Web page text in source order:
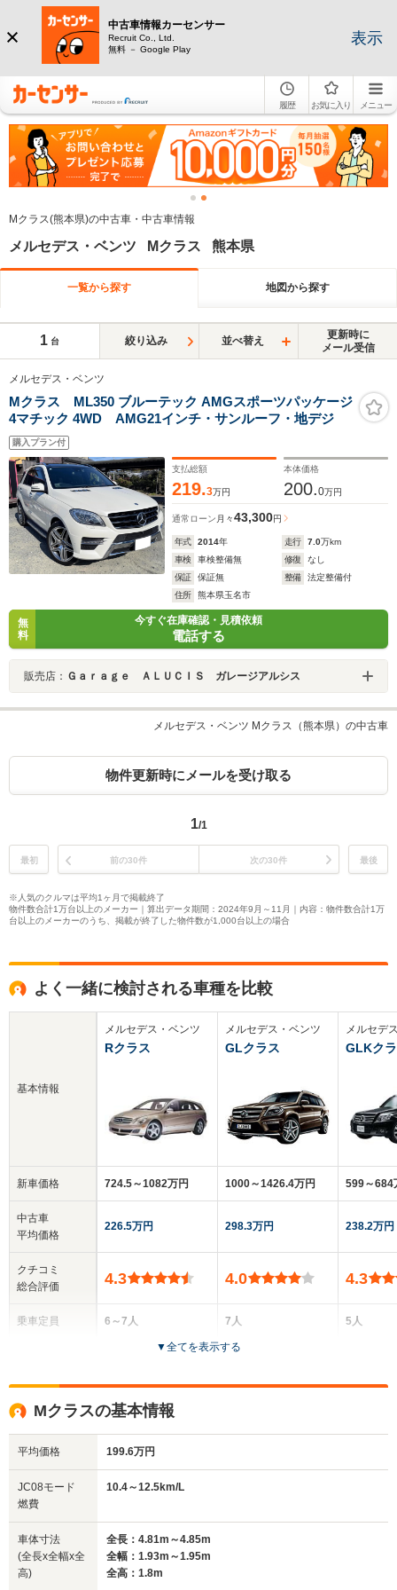
中古車情報カーセンサー
Recruit Co., Ltd.
無料 － Google Play
表示
履歴 お気に入り メニュー
Mクラス(熊本県)の中古車・中古車情報
メルセデス・ベンツ Mクラス 熊本県
一覧から探す 地図から探す
1 台 絞り込み 並べ替え
更新時に
メール受信
メルセデス・ベンツ
Mクラス ML350 ブルーテック AMGスポーツパッケージ
4マチック 4WD AMG21インチ・サンルーフ・地デジ
購入プラン付
支払総額
219.3万円
本体価格
200.0万円
通常ローン 月々43,300円
年式 2014年 走行 7.0万km
車検
車検整備無 修復
なし
保証
保証無 整備
法定整備付
住所
熊本県玉名市
無
料
今すぐ在庫確認・見積依頼
電話する
販売店： Ｇａｒａｇｅ ＡＬＵＣＩＳ ガレージアルシス
メルセデス・ベンツ Mクラス（熊本県）の中古車
物件更新時にメールを受け取る
1/1
最初 前の30件 次の30件 最後
※人気のクルマは平均1ヶ月で掲載終了
物件数合計1万台以上のメーカー｜算出データ期間：2024年9月～11月｜内容：物件数合計1万
台以上のメーカーのうち、掲載が終了した物件数が1,000台以上の場合
よく一緒に検討される車種を比較
基本情報
新車価格
中古車
平均価格
クチコミ
総合評価
乗車定員
サイズ
(全長x全幅x全高)
メルセデス・ベンツ
Rクラス
724.5～1082万円
226.5万円
4.3
6～7人
全高
1.66m
全幅
1.92m
メルセデス・ベンツ
GLクラス
1000～1426.4万円
298.3万円
4.0
7人
5ドア
メルセデ
GLKク
599～684
238.2万円
4.3
5人
▼全てを表示する
Mクラスの基本情報
平均価格 199.6万円
JC08モード
燃費
10.4～12.5km/L
車体寸法
(全長x全幅x全
高)
全長：4.81m～4.85m
全幅：1.93m～1.95m
全高：1.8m